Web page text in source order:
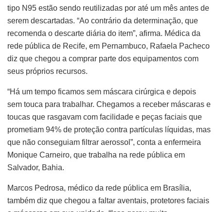
tipo N95 estão sendo reutilizadas por até um mês antes de
serem descartadas. “Ao contrário da determinação, que
recomenda o descarte diária do item”, afirma. Médica da
rede pública de Recife, em Pernambuco, Rafaela Pacheco
diz que chegou a comprar parte dos equipamentos com
seus próprios recursos.
“Há um tempo ficamos sem máscara cirúrgica e depois
sem touca para trabalhar. Chegamos a receber máscaras e
toucas que rasgavam com facilidade e peças faciais que
prometiam 94% de proteção contra partículas líquidas, mas
que não conseguiam filtrar aerossol”, conta a enfermeira
Monique Carneiro, que trabalha na rede pública em
Salvador, Bahia.
Marcos Pedrosa, médico da rede pública em Brasília,
também diz que chegou a faltar aventais, protetores faciais